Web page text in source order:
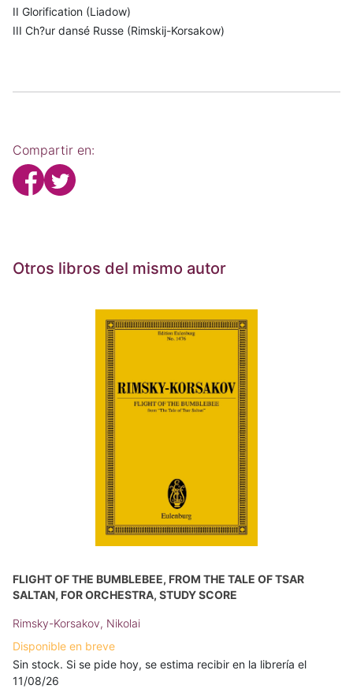
II Glorification (Liadow)
III Ch?ur dansé Russe (Rimskij-Korsakow)
Compartir en:
Otros libros del mismo autor
FLIGHT OF THE BUMBLEBEE, FROM THE TALE OF TSAR
SALTAN, FOR ORCHESTRA, STUDY SCORE
Rimsky-Korsakov, Nikolai
Disponible en breve
Sin stock. Si se pide hoy, se estima recibir en la librería el
11/08/26